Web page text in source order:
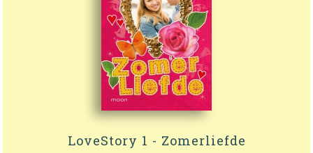
LoveStory 1 - Zomerliefde